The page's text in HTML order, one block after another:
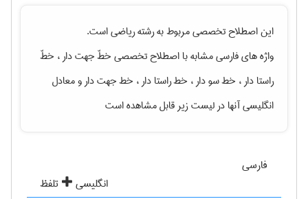
این اصطلاح تخصصی مربوط به رشتهرياضیاست.
واژه های فارسی مشابه با اصطلاح تخصصیخطّ جهت دار ، خطّ
راستا دار ، خط سو دار ، خط راستا دار ، خط جهت دارو معادل
انگلیسی آنها در لیست زیر قابل مشاهده است
فارسی
انگلیسی
تلفظ